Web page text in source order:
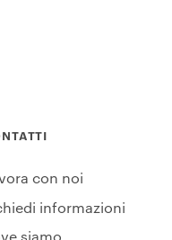
con noi
informazioni